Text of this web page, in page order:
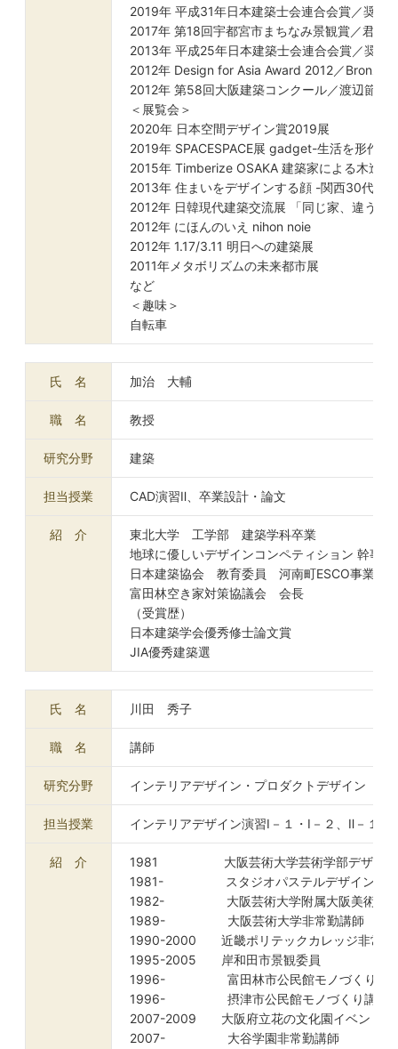
2019年 平成31年日本建築士会連合会賞／奨励
2017年 第18回宇都宮市まちなみ景観賞／君岡
2013年 平成25年日本建築士会連合会賞／奨励
2012年 Design for Asia Award 2012／Bronze
2012年 第58回大阪建築コンクール／渡辺節賞
＜展覧会＞
2020年 日本空間デザイン賞2019展
2019年 SPACESPACE展 gadget-生活を形作る
2015年 Timberize OSAKA 建築家による木造建
2013年 住まいをデザインする顔 -関西30代の
2012年 日韓現代建築交流展 「同じ家、違う家
2012年 にほんのいえ nihon noie
2012年 1.17/3.11 明日への建築展
2011年メタボリズムの未来都市展
など
＜趣味＞
自転車
氏 名 加治 大輔
職 名 教授
研究分野 建築
担当授業 CAD演習Ⅱ、卒業設計・論文
紹 介
東北大学 工学部 建築学科卒業
地球に優しいデザインコンペティション 幹事
日本建築協会 教育委員 河南町ESCO事業副
富田林空き家対策協議会 会長
（受賞歴）
日本建築学会優秀修士論文賞
JIA優秀建築選
氏 名 川田 秀子
職 名 講師
研究分野 インテリアデザイン・プロダクトデザイン
担当授業 インテリアデザイン演習Ⅰ－１・Ⅰ－２、Ⅱ－１・
紹 介
1981 大阪芸術大学芸術学部デザイン学
1981- スタジオパステルデザイン事務
1982- 大阪芸術大学附属大阪美術専門
1989- 大阪芸術大学非常勤講師
1990-2000 近畿ポリテックカレッジ非常勤
1995-2005 岸和田市景観委員
1996- 富田林市公民館モノづくり講座
1996- 摂津市公民館モノづくり講座
2007-2009 大阪府立花の文化園イベント審
2007- 大谷学園非常勤講師